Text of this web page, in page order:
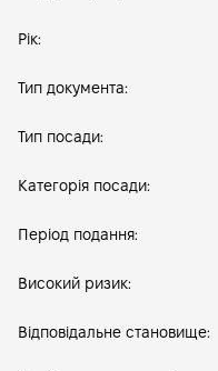
Рік:
Тип документа:
Тип посади:
Категорія посади:
Період подання:
Високий ризик:
Відповідальне становище: